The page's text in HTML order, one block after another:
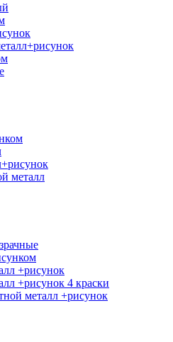
металл
+рисунок
+рисунок 4 краски
металл +рисунок